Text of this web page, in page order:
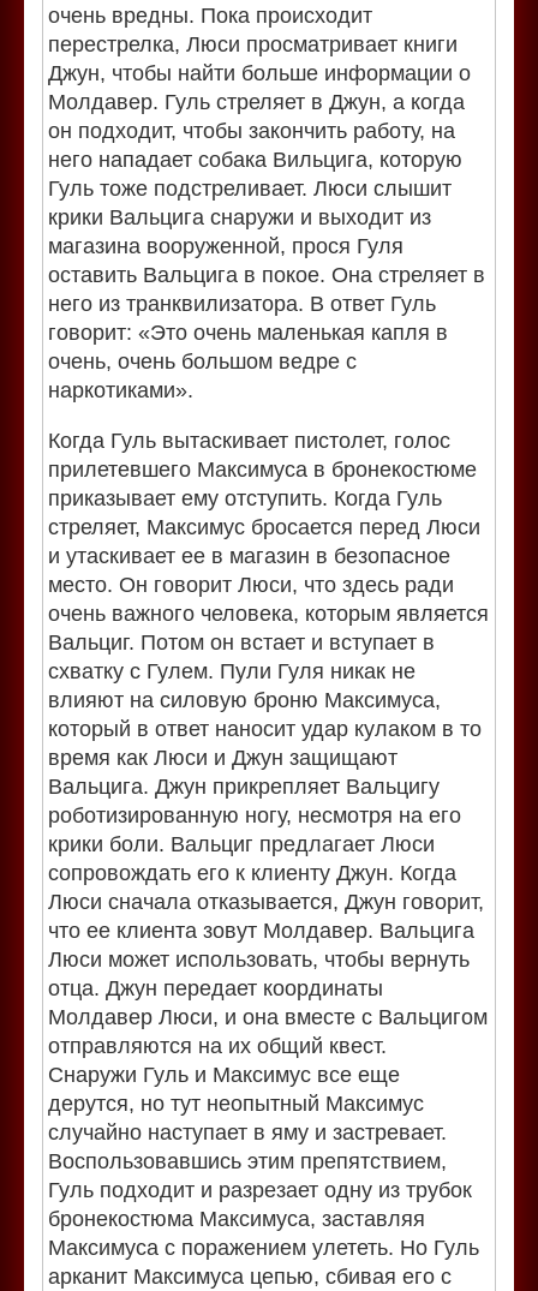
очень вредны. Пока происходит
перестрелка, Люси просматривает книги
Джун, чтобы найти больше информации о
Молдавер. Гуль стреляет в Джун, а когда
он подходит, чтобы закончить работу, на
него нападает собака Вильцига, которую
Гуль тоже подстреливает. Люси слышит
крики Вальцига снаружи и выходит из
магазина вооруженной, прося Гуля
оставить Вальцига в покое. Она стреляет в
него из транквилизатора. В ответ Гуль
говорит: «Это очень маленькая капля в
очень, очень большом ведре с
наркотиками».
Когда Гуль вытаскивает пистолет, голос
прилетевшего Максимуса в бронекостюме
приказывает ему отступить. Когда Гуль
стреляет, Максимус бросается перед Люси
и утаскивает ее в магазин в безопасное
место. Он говорит Люси, что здесь ради
очень важного человека, которым является
Вальциг. Потом он встает и вступает в
схватку с Гулем. Пули Гуля никак не
влияют на силовую броню Максимуса,
который в ответ наносит удар кулаком в то
время как Люси и Джун защищают
Вальцига. Джун прикрепляет Вальцигу
роботизированную ногу, несмотря на его
крики боли. Вальциг предлагает Люси
сопровождать его к клиенту Джун. Когда
Люси сначала отказывается, Джун говорит,
что ее клиента зовут Молдавер. Вальцига
Люси может использовать, чтобы вернуть
отца. Джун передает координаты
Молдавер Люси, и она вместе с Вальцигом
отправляются на их общий квест.
Снаружи Гуль и Максимус все еще
дерутся, но тут неопытный Максимус
случайно наступает в яму и застревает.
Воспользовавшись этим препятствием,
Гуль подходит и разрезает одну из трубок
бронекостюма Максимуса, заставляя
Максимуса с поражением улететь. Но Гуль
арканит Максимуса цепью, сбивая его с